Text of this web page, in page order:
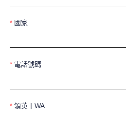
國家
電話號碼
領英丨WA